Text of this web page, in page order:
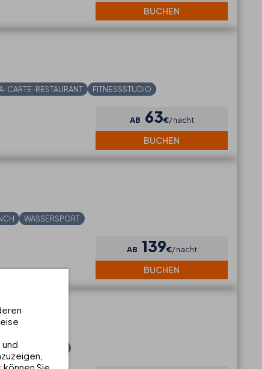
BUCHEN
CARTE-RESTAURANT FITNESSSTUDIO
AB 63€ nacht
BUCHEN
WASSERSPORT
AB 139€ nacht
BUCHEN
TRUCK
können Sie